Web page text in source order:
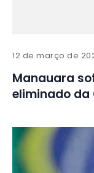
12 de março de
Manauara
eliminado da